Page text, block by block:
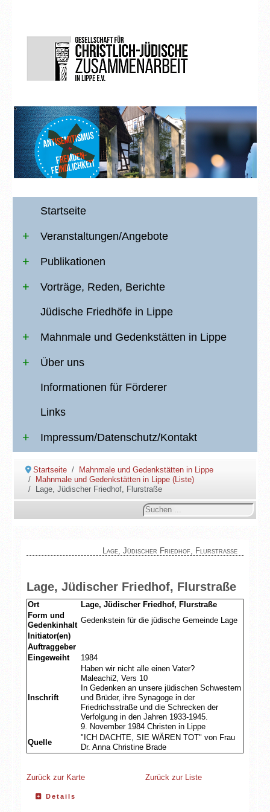
Startseite
Veranstaltungen/Angebote
Publikationen
Vorträge, Reden, Berichte
Jüdische Friedhöfe in Lippe
Mahnmale und Gedenkstätten in Lippe
Über uns
Informationen für Förderer
Links
Impressum/Datenschutz/Kontakt
Startseite
Mahnmale und Gedenkstätten in Lippe
Mahnmale und Gedenkstätten in Lippe (Liste)
Lage, Jüdischer Friedhof, Flurstraße
Suchen
...
Lage, Jüdischer Friedhof, Flurstraße
Lage, Jüdischer Friedhof, Flurstraße
Ort
Lage, Jüdischer Friedhof, Flurstraße
Form und
Gedenkinhalt
Gedenkstein für die jüdische Gemeinde Lage
Initiator(en)
Auftraggeber
Eingeweiht
1984
Inschrift
Haben wir nicht alle einen Vater?
Maleachi2, Vers 10
In Gedenken an unsere jüdischen Schwestern
und Brüder, ihre Synagoge in der
Friedrichsstraße und die Schrecken der
Verfolgung in den Jahren 1933-1945.
9. November 1984 Christen in Lippe
Quelle
"ICH DACHTE, SIE WÄREN TOT" von Frau
Dr. Anna Christine Brade
Zurück zur Karte Zurück zur Liste
Details